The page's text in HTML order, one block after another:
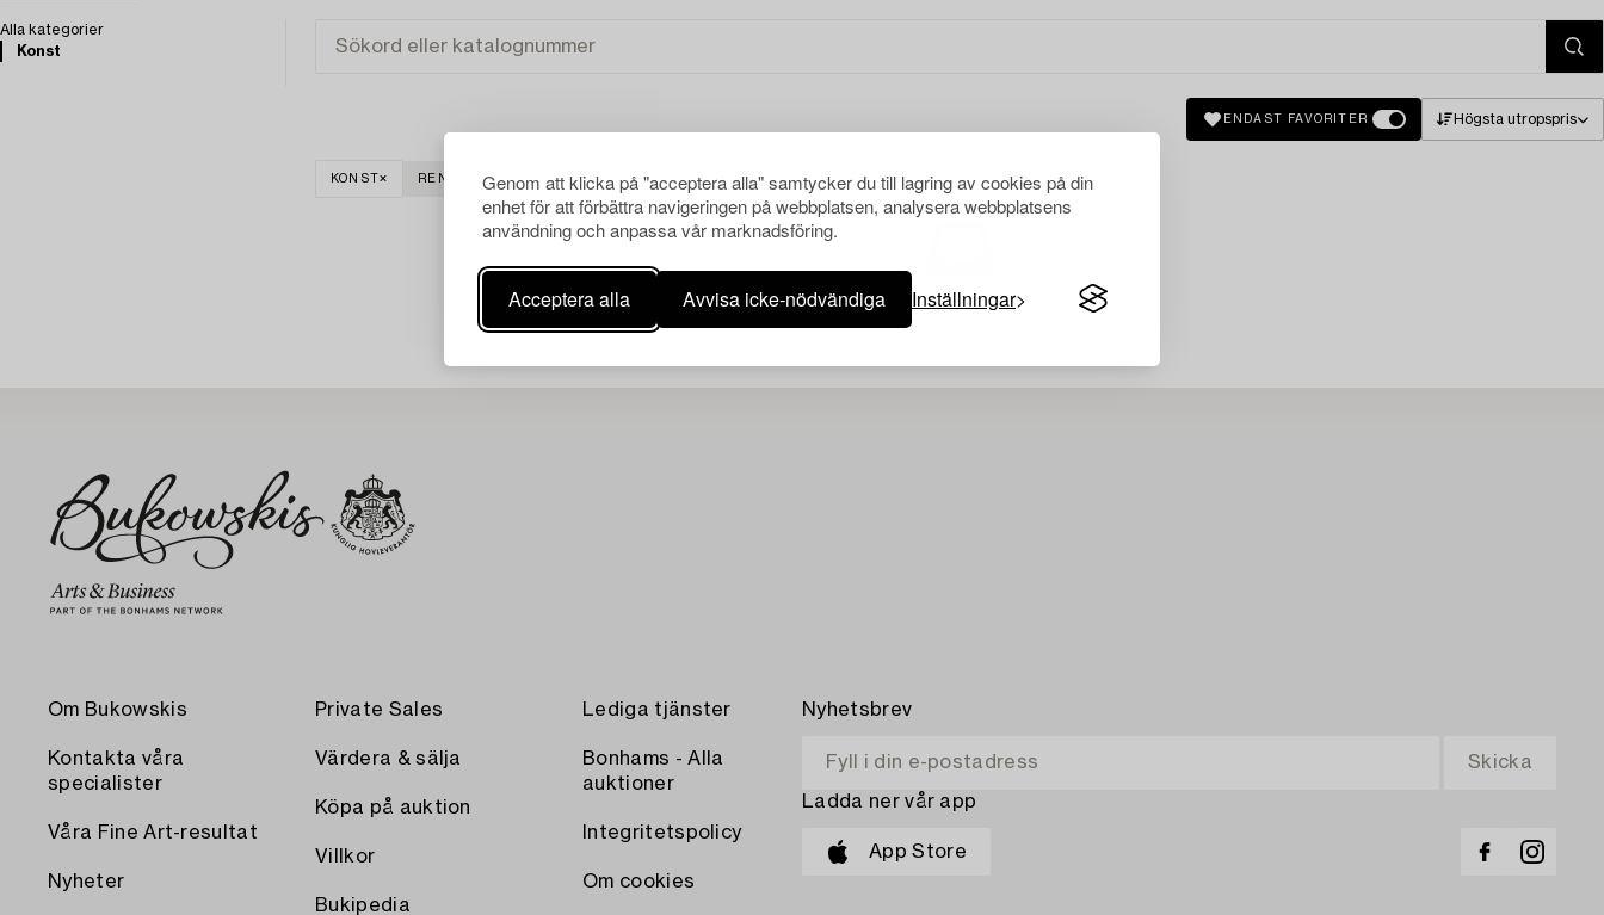
Genom att klicka på "acceptera alla" samtycker du till lagring av cookies på din
enhet för att förbättra navigeringen på webbplatsen, analysera webbplatsens
användning och anpassa vår marknadsföring.
Acceptera alla Avvisa icke-nödvändiga Inställningar
Alla kategorier
Konst
ENDAST FAVORITER Högsta utropspris
KONST RENSA ALLA
Din sökning gav ingen träff just nu.
Om Bukowskis
Kontakta våra
specialister
Våra Fine Art-resultat
Nyheter
Private Sales
Värdera & sälja
Köpa på auktion
Villkor
Bukipedia
Lediga tjänster
Bonhams - Alla
auktioner
Integritetspolicy
Om cookies
Nyhetsbrev
Ladda ner vår app
App Store